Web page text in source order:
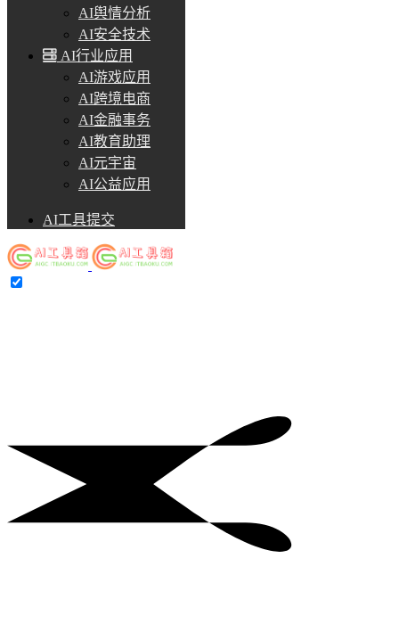
AI舆情分析
AI安全技术
AI行业应用
AI游戏应用
AI跨境电商
AI金融事务
AI教育助理
AI元宇宙
AI公益应用
AI工具提交